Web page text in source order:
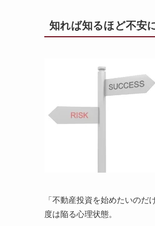
知れば知るほど不安
「不動産投資を始めたいの
度は陥る心理状態。